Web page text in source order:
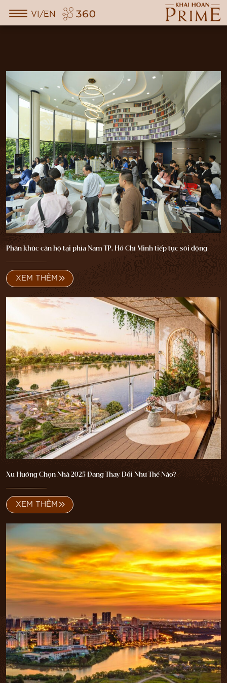
VI/EN
TRANG CHỦ
GIỚI THIỆU
VỊ TRÍ
TIỆN ÍCH
MẶT BẰNG
VR 360
THƯ VIỆN
Phân khúc căn hộ tại phía Nam TP. Hồ Chí Minh tiếp tục sôi động
XEM THÊM
Xu Hướng Chọn Nhà 2025 Đang Thay Đổi Như Thế Nào?
XEM THÊM